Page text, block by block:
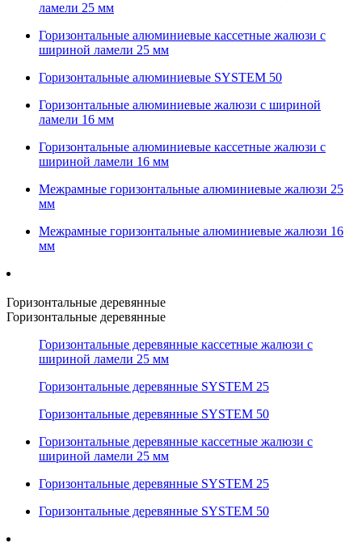
ламели 25 мм
Горизонтальные алюминиевые кассетные жалюзи с
шириной ламели 25 мм
Горизонтальные алюминиевые SYSTEM 50
Горизонтальные алюминиевые жалюзи с шириной
ламели 16 мм
Горизонтальные алюминиевые кассетные жалюзи с
шириной ламели 16 мм
Межрамные горизонтальные алюминиевые жалюзи 25
мм
Межрамные горизонтальные алюминиевые жалюзи 16
мм
Горизонтальные деревянные
Горизонтальные деревянные
Горизонтальные деревянные кассетные жалюзи с
шириной ламели 25 мм
Горизонтальные деревянные SYSTEM 25
Горизонтальные деревянные SYSTEM 50
Горизонтальные деревянные кассетные жалюзи с
шириной ламели 25 мм
Горизонтальные деревянные SYSTEM 25
Горизонтальные деревянные SYSTEM 50